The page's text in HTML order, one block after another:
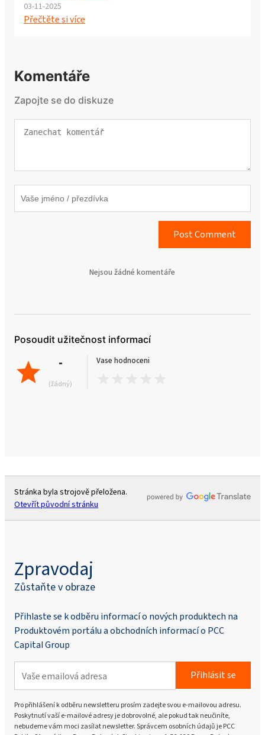
03-11-2025
Přečtěte si více
Komentáře
Zapojte se do diskuze
Post Comment
Nejsou žádné komentáře
Posoudit užitečnost informací
-
(žádný)
Vase hodnoceni
Stránka byla strojově přeložena.
Otevřít původní stránku
Zpravodaj
Zůstaňte v obraze
Přihlaste se k odběru informací o nových produktech na
Produktovém portálu a obchodních informací o PCC
Capital Group
Přihlásit se
Pro přihlášení k odběru newsletteru prosím zadejte svou e-mailovou adresu.
Poskytnutí vaší e-mailové adresy je dobrovolné, ale pokud tak neučiníte,
nebudeme vám moci zasílat newsletter. Správcem osobních údajů je PCC